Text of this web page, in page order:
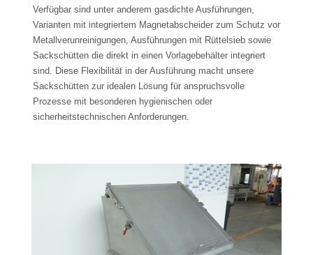
Verfügbar sind unter anderem gasdichte Ausführungen,
Varianten mit integriertem Magnetabscheider zum Schutz vor
Metallverunreinigungen, Ausführungen mit Rüttelsieb sowie
Sackschütten die direkt in einen Vorlagebehälter integriert
sind. Diese Flexibilität in der Ausführung macht unsere
Sackschütten zur idealen Lösung für anspruchsvolle
Prozesse mit besonderen hygienischen oder
sicherheitstechnischen Anforderungen.